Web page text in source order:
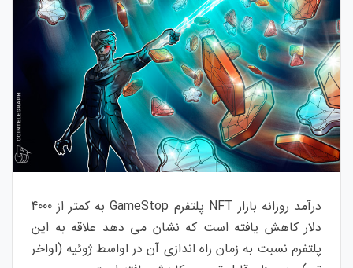
درآمد روزانه بازار NFT پلتفرم GameStop به کمتر از 4000
دلار کاهش یافته است که نشان می دهد علاقه به این
پلتفرم نسبت به زمان راه اندازی آن در اواسط ژوئیه (اواخر